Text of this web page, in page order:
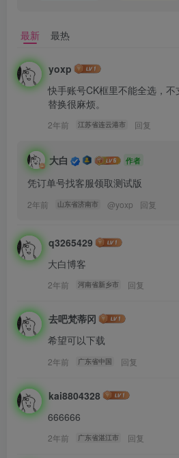
最新 最热
yoxp
快手账号CK框里不能全选，
替换很麻烦。
2年前 江苏省连云港市 回复
大白 作者
凭订单号找客服领取测试版
2年前 山东省济南市 @yoxp 回复
q3265429
大白博客
2年前 河南省新乡市 回复
去吧梵蒂冈
希望可以下载
2年前 广东省中国 回复
kai8804328
666666
2年前 广东省湛江市 回复